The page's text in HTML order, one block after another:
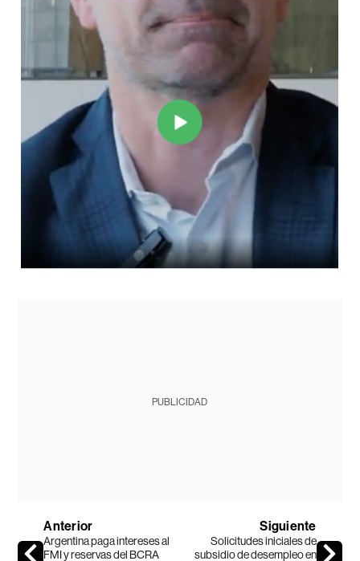
PUBLICIDAD
Anterior
Argentina paga intereses al
FMI y reservas del BCRA
Siguiente
Solicitudes iniciales de
subsidio de desempleo en